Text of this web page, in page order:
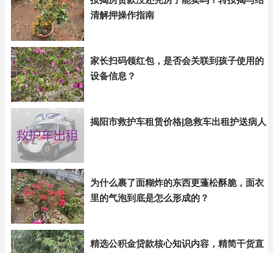
清解押操作指南
家长扫码领红包，是否会关联到孩子使用的
设备信息？
揭阳市救护车租赁价格|急救车出租护送病人
为什么裹了面糊炸的东西更蓬松酥脆，面衣
里的气泡到底是怎么形成的？
精选公积金贷款核心知识内容，精简干货直